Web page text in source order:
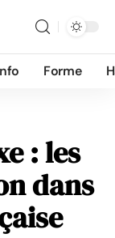
Forme
: les
dans